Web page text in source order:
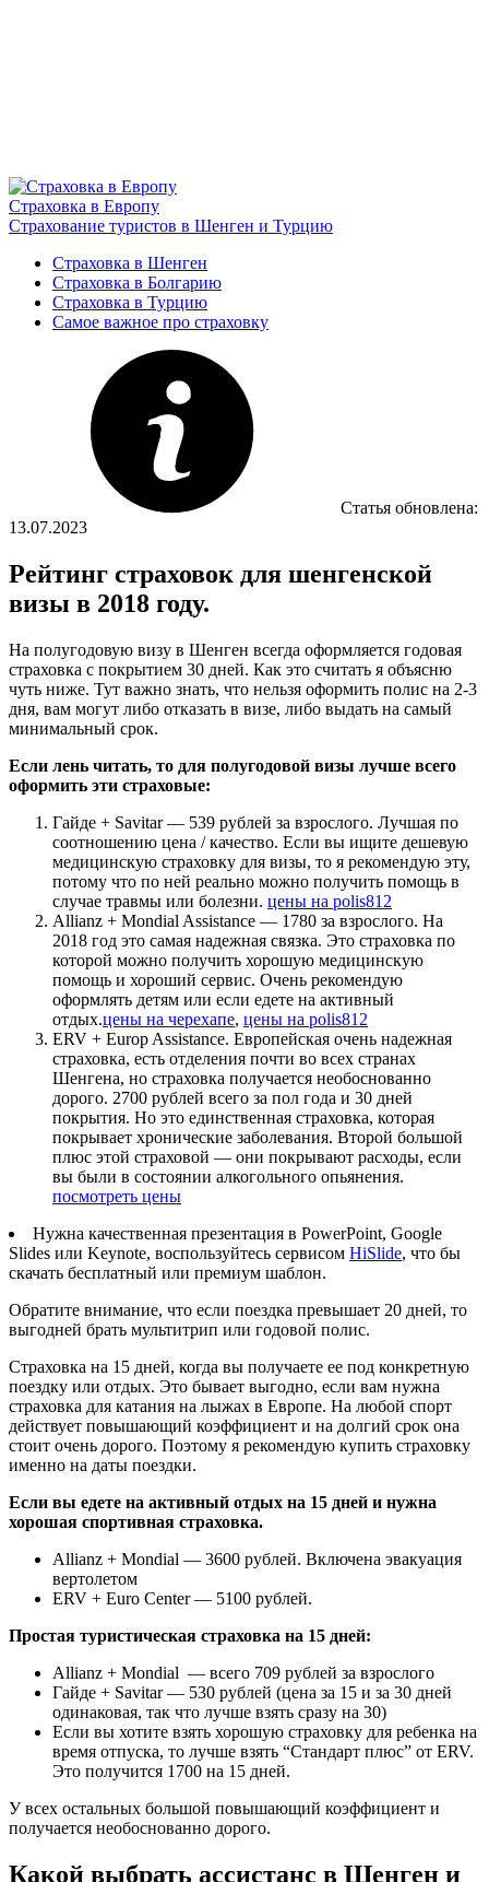
Страховка в Европу
Страхование туристов в Шенген и Турцию
Страховка в Шенген
Страховка в Болгарию
Страховка в Турцию
Самое важное про страховку
Статья обновлена:
13.07.2023
Рейтинг страховок для шенгенской
визы в 2018 году.
На полугодовую визу в Шенген всегда оформляется годовая
страховка с покрытием 30 дней. Как это считать я объясню
чуть ниже. Тут важно знать, что нельзя оформить полис на 2-3
дня, вам могут либо отказать в визе, либо выдать на самый
минимальный срок.
Если лень читать, то для полугодовой визы лучше всего
оформить эти страховые:
Гайде + Savitar — 539 рублей за взрослого. Лучшая по
соотношению цена / качество. Если вы ищите дешевую
медицинскую страховку для визы, то я рекомендую эту,
потому что по ней реально можно получить помощь в
случае травмы или болезни. цены на polis812
Allianz + Mondial Assistance — 1780 за взрослого. На
2018 год это самая надежная связка. Это страховка по
которой можно получить хорошую медицинскую
помощь и хороший сервис. Очень рекомендую
оформлять детям или если едете на активный
отдых.цены на черехапе, цены на polis812
ERV + Europ Assistance. Европейская очень надежная
страховка, есть отделения почти во всех странах
Шенгена, но страховка получается необоснованно
дорого. 2700 рублей всего за пол года и 30 дней
покрытия. Но это единственная страховка, которая
покрывает хронические заболевания. Второй большой
плюс этой страховой — они покрывают расходы, если
вы были в состоянии алкогольного опьянения.
посмотреть цены
Нужна качественная презентация в PowerPoint, Google
Slides или Keynote, воспользуйтесь сервисом HiSlide, что бы
скачать бесплатный или премиум шаблон.
Обратите внимание, что если поездка превышает 20 дней, то
выгодней брать мультитрип или годовой полис.
Страховка на 15 дней, когда вы получаете ее под конкретную
поездку или отдых. Это бывает выгодно, если вам нужна
страховка для катания на лыжах в Европе. На любой спорт
действует повышающий коэффициент и на долгий срок она
стоит очень дорого. Поэтому я рекомендую купить страховку
именно на даты поездки.
Если вы едете на активный отдых на 15 дней и нужна
хорошая спортивная страховка.
Allianz + Mondial — 3600 рублей. Включена эвакуация
вертолетом
ERV + Euro Center — 5100 рублей.
Простая туристическая страховка на 15 дней:
Allianz + Mondial — всего 709 рублей за взрослого
Гайде + Savitar — 530 рублей (цена за 15 и за 30 дней
одинаковая, так что лучше взять сразу на 30)
Если вы хотите взять хорошую страховку для ребенка на
время отпуска, то лучше взять “Стандарт плюс” от ERV.
Это получится 1700 на 15 дней.
У всех остальных большой повышающий коэффициент и
получается необоснованно дорого.
Какой выбрать ассистанс в Шенген и